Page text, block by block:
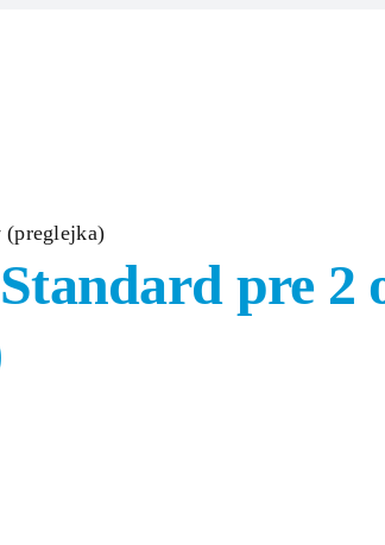
(preglejka)
pre 2